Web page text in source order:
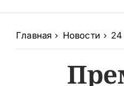
Главная Новости 24